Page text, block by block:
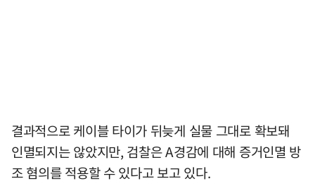
결과적으로 케이블 타이가 뒤늦게 실물 그대로 확보돼
인멸되지는 않았지만, 검찰은 A경감에 대해 증거인멸 방
조 혐의를 적용할 수 있다고 보고 있다.